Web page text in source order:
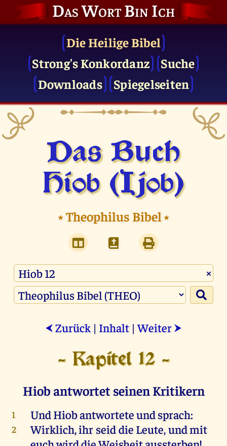
Das Wort Bin Ich
Die Heilige Bibel
Strong's Konkordanz
Suche
Downloads
Spiegelseiten
Das Buch
Hiob (Ijob)
⭑Theophilus Bibel⭑
×
⮜ Zurück | Inhalt |Weiter ⮞
- Kapitel 12 -
Hiob antwortet seinen Kritikern
1 UndHiobantworteteundsprach:
2 Wirklich,ihr seiddie Leute,undmit